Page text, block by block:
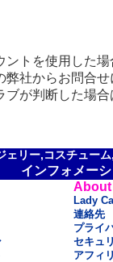
トを使用した
弊社からお問合
が判断した場
ェリー,コスチュー
インフォメー
About
Lady
連絡先
プライ
セキュ
アフィ